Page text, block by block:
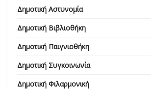
Δημοτική Αστυνομία
Δημοτική Βιβλιοθήκη
Δημοτική Παιγνιοθήκη
Δημοτική Συγκοινωνία
Δημοτική Φιλαρμονική